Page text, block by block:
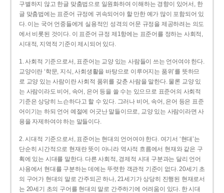
구별하지 않고 한글 맞춤법으로 일원화하여 이해하는 경향이 있어서, 한
글 맞춤법에는 표준어 규정에 귀속되어야 할 만한 예가 많이 포함되어 있
다. 이는 국어 언중들에게 실용적인 성격의 어문 규정을 제공하려는 의도
에서 비롯된 것이다. 이 표준어 규정 제1항에는 표준어를 정하는 사회적,
시대적, 지역적 기준이 제시되어 있다.
1. 사회적 기준으로서, 표준어는 교양 있는 사람들이 쓰는 언어여야 한다.
교양이란 ‘학문, 지식, 사회생활을 바탕으로 이루어지는 품위’를 뜻하므
로 교양 있는 사람이란 사회적 품위를 갖춘 사람을 말한다. 물론 교양 있
는 사람이라도 비어, 속어, 은어 등을 쓸 수는 있으므로 표준어의 사회적
기준은 상당히 느슨하다고 할 수 있다. 그러나 비어, 속어, 은어 등은 표준
어이기는 하되 언어 예절에 어긋난 말들이므로, 교양 있는 사람이라면 사
용을 자제하여야 하는 말들이다.
2. 시대적 기준으로서, 표준어는 현대의 언어여야 한다. 여기서 ‘현대’는
단순히 시간적으로 현재란 뜻이 아니라 역사적 흐름에서 현재와 같은 구
획에 있는 시대를 말한다. 다른 사회적, 경제적 시대 구분과는 달리 언어
사용에서 현대를 구분하는 데에는 뚜렷한 객관적 기준이 없다. 20세기 초
의 구어가 현대의 말로 간주되곤 하나, 21세기가 상당히 진행된 현재로서
는 20세기 초의 구어를 현대의 말로 간주하기에 어려움이 있다. 한 시대